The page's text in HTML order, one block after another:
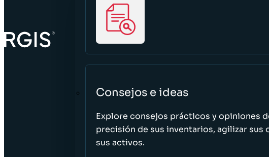
Consejos e ideas
Explore consejos prácticos y opiniones
precisión de sus inventarios, agilizar
sus activos.